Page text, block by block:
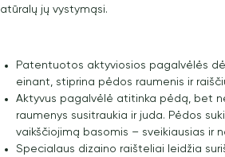
jų vystymąsi.
Patentuotos aktyviosios pagalvėlės
einant, stiprina pėdos raumenis ir
Aktyvus pagalvėlė atitinka pėdą, bet
raumenys susitraukia ir juda. Pėdos
vaikščiojimą basomis – sveikiausias ir
Specialaus dizaino raišteliai leidžia